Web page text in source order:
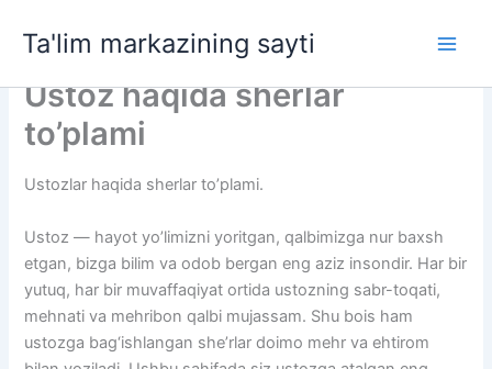
Ta'lim markazining sayti
Ustoz haqida sherlar
to’plami
Ustozlar haqida sherlar to’plami.
Ustoz — hayot yo’limizni yoritgan, qalbimizga nur baxsh
etgan, bizga bilim va odob bergan eng aziz insondir. Har bir
yutuq, har bir muvaffaqiyat ortida ustozning sabr-toqati,
mehnati va mehribon qalbi mujassam. Shu bois ham
ustozga bag‘ishlangan she’rlar doimo mehr va ehtirom